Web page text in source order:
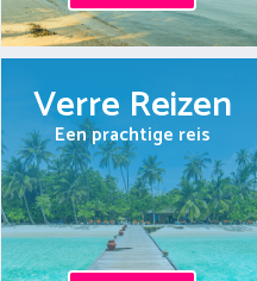
Verre Reizen
Een prachtige reis